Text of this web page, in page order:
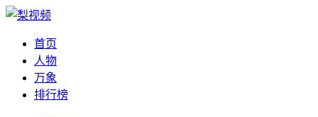
首页
人物
万象
排行榜